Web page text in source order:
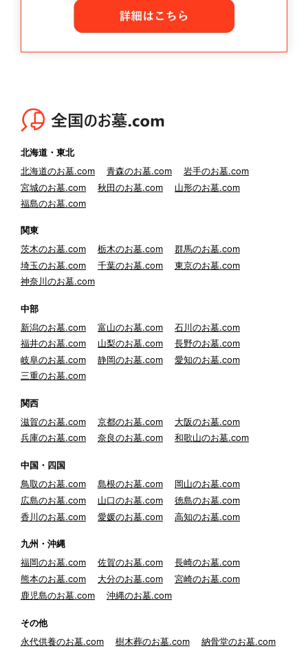
北海道・東北
北海道のお墓.com
青森のお墓.com
岩手のお墓.com
宮城のお墓.com
秋田のお墓.com
山形のお墓.com
福島のお墓.com
関東
茨木のお墓.com
栃木のお墓.com
群馬のお墓.com
埼玉のお墓.com
千葉のお墓.com
東京のお墓.com
神奈川のお墓.com
中部
新潟のお墓.com
富山のお墓.com
石川のお墓.com
福井のお墓.com
山梨のお墓.com
長野のお墓.com
岐阜のお墓.com
静岡のお墓.com
愛知のお墓.com
三重のお墓.com
関西
滋賀のお墓.com
京都のお墓.com
大阪のお墓.com
兵庫のお墓.com
奈良のお墓.com 和歌山のお墓.com
中国・四国
鳥取のお墓.com
島根のお墓.com
岡山のお墓.com
広島のお墓.com
山口のお墓.com
徳島のお墓.com
香川のお墓.com
愛媛のお墓.com 高知のお墓.com
九州・沖縄
福岡のお墓.com
佐賀のお墓.com
長崎のお墓.com
熊本のお墓.com
大分のお墓.com
宮崎のお墓.com
鹿児島のお墓.com
沖縄のお墓.com
その他
永代供養のお墓.com
樹木葬のお墓.com 納骨堂のお墓.com